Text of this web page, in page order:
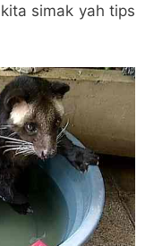
simak yah tips